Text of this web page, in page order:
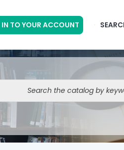
TO YOUR ACCOUNT